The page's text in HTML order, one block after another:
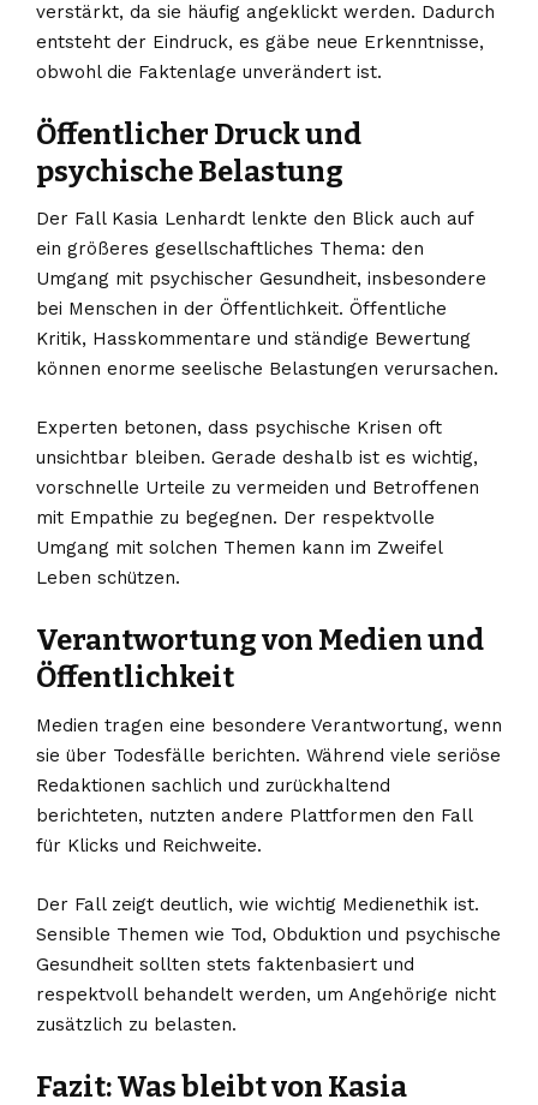
verstärkt, da sie häufig angeklickt werden. Dadurch
entsteht der Eindruck, es gäbe neue Erkenntnisse,
obwohl die Faktenlage unverändert ist.
Öffentlicher Druck und
psychische Belastung
Der Fall Kasia Lenhardt lenkte den Blick auch auf
ein größeres gesellschaftliches Thema: den
Umgang mit psychischer Gesundheit, insbesondere
bei Menschen in der Öffentlichkeit. Öffentliche
Kritik, Hasskommentare und ständige Bewertung
können enorme seelische Belastungen verursachen.
Experten betonen, dass psychische Krisen oft
unsichtbar bleiben. Gerade deshalb ist es wichtig,
vorschnelle Urteile zu vermeiden und Betroffenen
mit Empathie zu begegnen. Der respektvolle
Umgang mit solchen Themen kann im Zweifel
Leben schützen.
Verantwortung von Medien und
Öffentlichkeit
Medien tragen eine besondere Verantwortung, wenn
sie über Todesfälle berichten. Während viele seriöse
Redaktionen sachlich und zurückhaltend
berichteten, nutzten andere Plattformen den Fall
für Klicks und Reichweite.
Der Fall zeigt deutlich, wie wichtig Medienethik ist.
Sensible Themen wie Tod, Obduktion und psychische
Gesundheit sollten stets faktenbasiert und
respektvoll behandelt werden, um Angehörige nicht
zusätzlich zu belasten.
Fazit: Was bleibt von Kasia